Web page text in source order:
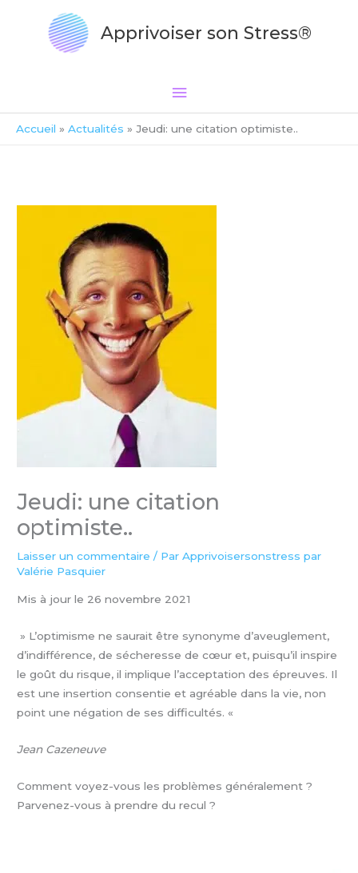
Apprivoiser son Stress®
Accueil Actualités Jeudi: une citation optimiste..
Jeudi: une citation
optimiste..
Laisser un commentaire / ParApprivoisersonstress par
Valérie Pasquier
Mis à jour le 26 novembre 2021
» L’optimisme ne saurait être synonyme d’aveuglement,
d’indifférence, de sécheresse de cœur et, puisqu’il inspire
le goût du risque, il implique l’acceptation des épreuves. Il
est une insertion consentie et agréable dans la vie, non
point une négation de ses difficultés. «
Jean Cazeneuve
Comment voyez-vous les problèmes généralement ?
Parvenez-vous à prendre du recul ?